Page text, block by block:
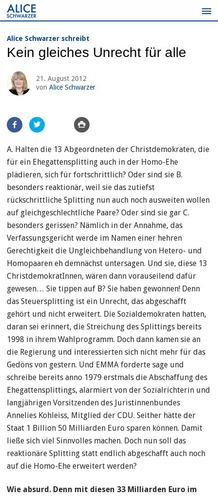
Zum
Inhalt
springen
Alice Schwarzer schreibt
Kein gleiches Unrecht für alle
21. August 2012
von Alice Schwarzer
Artikel
teilen
A. Halten die 13 Abgeordneten der Christdemokraten, die
für ein Ehegattensplitting auch in der Homo-Ehe
plädieren, sich für fortschrittlich? Oder sind sie B.
besonders reaktionär, weil sie das zutiefst
rückschrittliche Splitting nun auch noch ausweiten wollen
auf gleichgeschlechtliche Paare? Oder sind sie gar C.
besonders gerissen? Nämlich in der Annahme, das
Verfassungsgericht werde im Namen einer hehren
Gerechtigkeit die Ungleichbehandlung von Hetero- und
Homopaaren eh demnächst untersagen. Und sie, diese 13
ChristdemokratInnen, wären dann vorauseilend dafür
gewesen… Sie tippen auf B? Sie haben gewonnen! Denn
das Steuersplitting ist ein Unrecht, das abgeschafft
gehört und nicht erweitert. Die Sozialdemokraten hatten,
daran sei erinnert, die Streichung des Splittings bereits
1998 in ihrem Wahlprogramm. Doch dann kamen sie an
die Regierung und interessierten sich nicht mehr für das
Gedöns von gestern. Und EMMA forderte sage und
schreibe bereits anno 1979 erstmals die Abschaffung des
Ehegattensplittings, alarmiert von der Sozialrichterin und
langjährigen Vorsitzenden des Juristinnenbundes
Annelies Kohleiss, Mitglied der CDU. Seither hätte der
Staat 1 Billion 50 Milliarden Euro sparen können. Damit
ließe sich viel Sinnvolles machen. Doch nun soll das
reaktionäre Splitting statt endlich abgeschafft auch noch
auf die Homo-Ehe erweitert werden?
Wie absurd. Denn mit diesen 33 Milliarden Euro im